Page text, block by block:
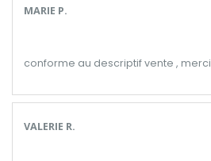
MARIE P.
conforme au descriptif vente , merci
VALERIE R.